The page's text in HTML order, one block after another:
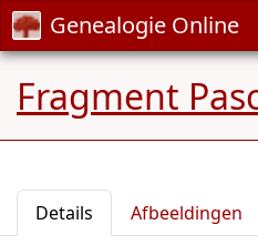
Genealogie Online
Fragment
Details Afbeeldingen